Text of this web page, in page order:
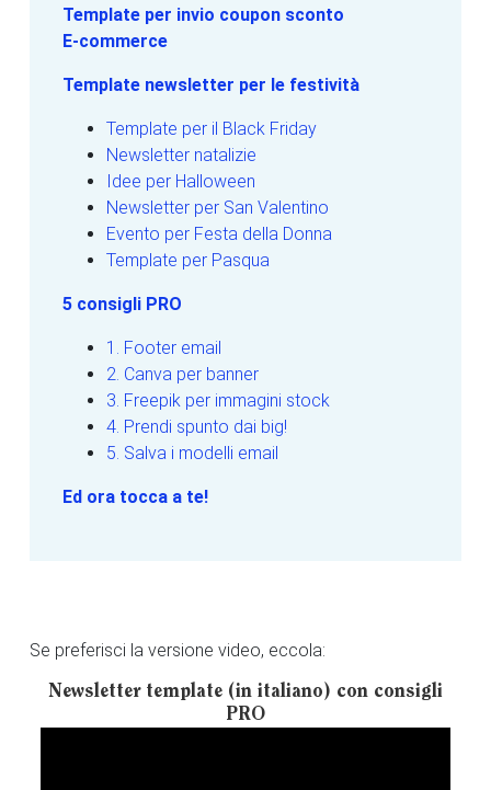
Template per invio coupon sconto
E-commerce
Template newsletter per le festività
Template per il Black Friday
Newsletter natalizie
Idee per Halloween
Newsletter per San Valentino
Evento per Festa della Donna
Template per Pasqua
5 consigli PRO
1. Footer email
2. Canva per banner
3. Freepik per immagini stock
4. Prendi spunto dai big!
5. Salva i modelli email
Ed ora tocca a te!
Se preferisci la versione video, eccola:
Newsletter template (in italiano) con consigli
PRO